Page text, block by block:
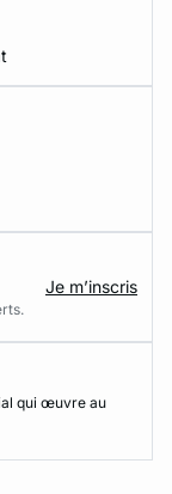
Je m’inscris
qui œuvre au